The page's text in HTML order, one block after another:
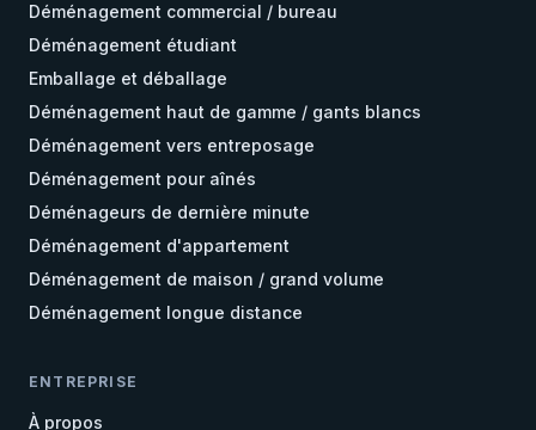
Déménagement commercial / bureau
Déménagement étudiant
Emballage et déballage
Déménagement haut de gamme / gants blancs
Déménagement vers entreposage
Déménagement pour aînés
Déménageurs de dernière minute
Déménagement d'appartement
Déménagement de maison / grand volume
Déménagement longue distance
ENTREPRISE
À propos